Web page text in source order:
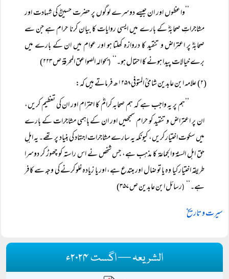
’’واعظوں اور ان جیسے دوسرے لوگوں پر حضرت حسینؓ کی شہادت اور
مشاجراتِ صحابہؓ کے بارے میں ایسی روایات کا بیان کرنا حرام ہے جن سے
صحابہؓ پر اعتراض و تنقید کا دروازہ کھلتا ہو اور عوام میں ان کے بارے میں
برے خیالات پیدا ہونے کا احتمال ہو۔‘‘
(بحوالہ الصواعق المحرقۃ ص ۲۲۳)
(۲) علامہ ابن عابدین شامیؒ المتوفی ۱۲۵۸ھ فرماتے ہیں کہ:
’’ہم پر یہ واجب ہے کہ ہم صحابہ کرامؓ کا احترام اور ان کی تعظیم کریں،
ان پر اعتراض و تنقید کو حرام سمجھیں اور ان کے باہمی مشاجرات کے بارے
میں سکوت اختیار کریں، کیونکہ یہ سارے مشاجرات اجتہاد کی بنیاد پر تھے۔ یہ اہلِ
حق اہل السنۃ والجماعۃ کا مذہب ہے، جس شخص نے اس راستہ کو چھوڑ کر دوسرا
طریقہ اختیار کیا وہ یا تو ضال اور مبتدع ہے، اور یا زیادہ غلو کرنے کی وجہ سے کافر
ہے۔‘‘
(رسائل ابن عابدین ص ۳۵۷)
سیرت و تاریخ
الشریعہ — اگست ۲۰۲۴ء